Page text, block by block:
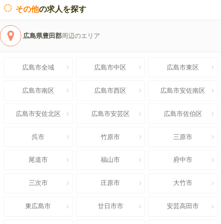
その他の求人を探す
広島県豊田郡周辺のエリア
広島市全域 広島市中区 広島市東区
広島市南区 広島市西区 広島市安佐南区
広島市安佐北区 広島市安芸区 広島市佐伯区
呉市 竹原市 三原市
尾道市 福山市 府中市
三次市 庄原市 大竹市
東広島市 廿日市市 安芸高田市